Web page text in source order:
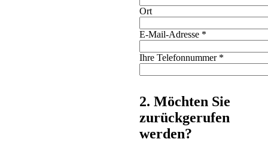
Ort
E-Mail-Adresse *
Ihre Telefonnummer *
2. Möchten Sie
zurückgerufen
werden?